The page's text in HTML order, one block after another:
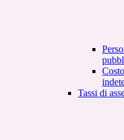
Tassi di